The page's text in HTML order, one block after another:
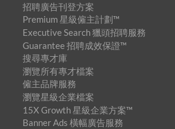
招聘廣告刊登方案
Premium 星級僱主計劃™
Executive Search 獵頭招聘服務
Guarantee 招聘成效保證™
搜尋專才庫
瀏覽所有專才檔案
僱主品牌服務
瀏覽星級企業檔案
15X Growth 星級企業方案™
Banner Ads 橫幅廣告服務